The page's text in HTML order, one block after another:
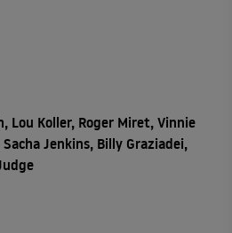
Lou Koller, Roger Miret, Vinnie
Jenkins, Billy Graziadei,